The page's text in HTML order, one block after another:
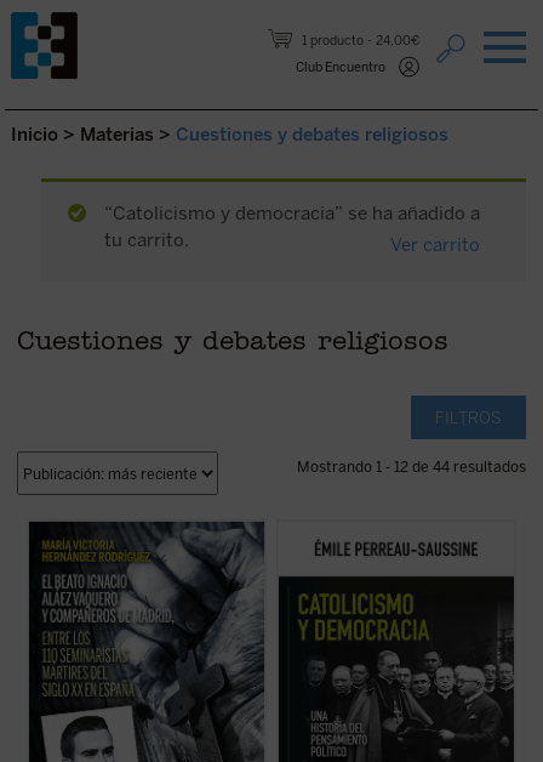
1 producto
24,00€
Club Encuentro
Saltar al contenido.
Inicio > Materias > Cuestiones y debates religiosos
“Catolicismo y democracia” se ha añadido a
tu carrito.
Ver carrito
Cuestiones y debates religiosos
FILTROS
Mostrando 1 - 12 de 44 resultados
La beatificación de estos 11 mártires, en
2026, coincide con el noventa aniversario
de la explosión sangrienta, en 1936, de la
persecución del siglo XX en España. La
postuladora de su Causa de beatificación
presenta aquí una breve pero ...
(ver ficha)
Catolicismo y democracia
evolución del pensamiento político católico
Iglesia respondió a la democracia liberal,
un sistema para el que no ... (ver ficha)